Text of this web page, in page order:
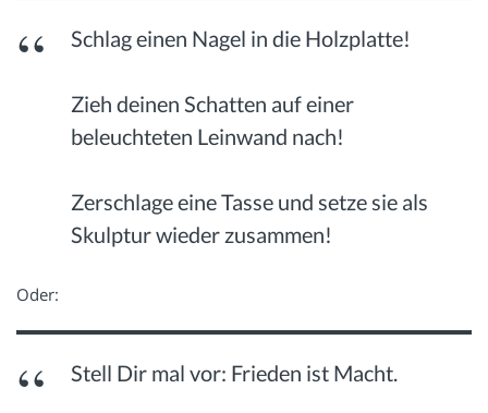
Schlag einen Nagel in die Holzplatte!
Zieh deinen Schatten auf einer
beleuchteten Leinwand nach!
Zerschlage eine Tasse und setze sie als
Skulptur wieder zusammen!
Oder:
Stell Dir mal vor: Frieden ist Macht.